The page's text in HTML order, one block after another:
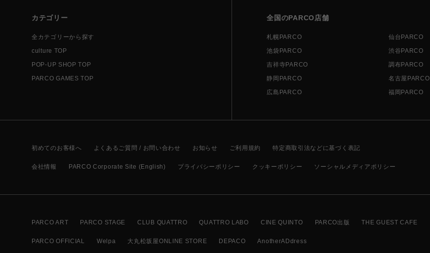
カテゴリー
全カテゴリーから探す
culture TOP
POP-UP SHOP TOP
PARCO GAMES TOP
全国のPARCO店舗
札幌PARCO 仙台PARCO
池袋PARCO
渋谷PARCO
吉祥寺PARCO
調布PARCO
静岡PARCO
名古屋PARCO
広島PARCO
福岡PARCO
初めてのお客様へ よくあるご質問 / お問い合わせ お知らせ ご利用規約 特定商取引法などに基づく表記
会社情報 PARCO Corporate Site (English) プライバシーポリシー クッキーポリシー ソーシャルメディアポリシー
PARCO ART PARCO STAGE CLUB QUATTRO QUATTRO LABO CINE QUINTO PARCO出版 THE GUEST CAFE
PARCO OFFICIAL Welpa 大丸松坂屋ONLINE STORE DEPACO AnotherADdress